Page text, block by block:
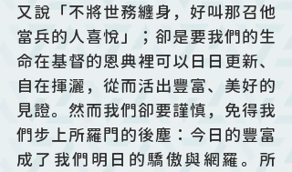
又說「不將世務纏身，好叫那召他
當兵的人喜悅」；卻是要我們的生
命在基督的恩典裡可以日日更新、
自在揮灑，從而活出豐富、美好的
見證。然而我們卻要謹慎，免得我
們步上所羅門的後塵：今日的豐富
成了我們明日的驕傲與網羅。所